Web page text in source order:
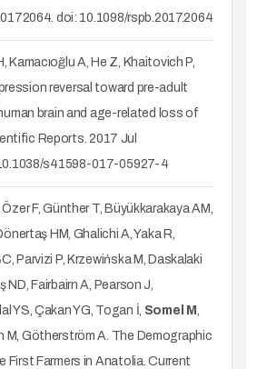
doi: 10.1098/rspb.2017.2064
Kamacıoğlu A, He Z, Khaitovich P,
reversal toward pre-adult
brain and age-related loss of
Reports. 2017 Jul
s41598-017-05927-4
Özer F, Günther T, Büyükkarakaya AM,
HM, Ghalichi A, Yaka R,
Parvizi P, Krzewińska M, Daskalaki
ND, Fairbairn A, Pearson J,
YS, Çakan YG, Togan İ, Somel M ,
M, Götherström A. The Demographic
First Farmers in Anatolia. Current